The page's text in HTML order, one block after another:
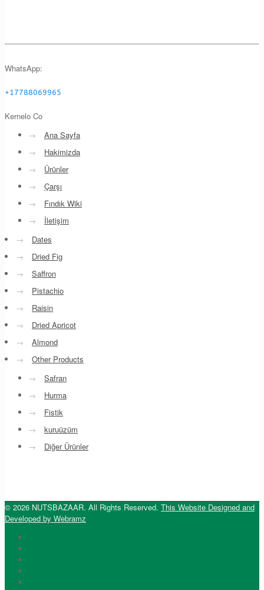
WhatsApp:
+17788069965
Kernelo Co
→
Ana Sayfa
→
Hakimizda
→
Ürünler
→
Çarşı
→
Fındık Wiki
→
İletişim
→
Dates
→
Dried Fig
→
Saffron
→
Pistachio
→
Raisin
→
Dried Apricot
→
Almond
→
Other Products
→
Safran
→
Hurma
→
Fistik
→
kuruüzüm
→
Diğer Ürünler
© 2026 NUTSBAZAAR. All Rights Reserved. This Website Designed and
Developed by Webramz